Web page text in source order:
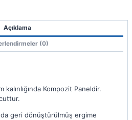
Açıklama
(0)
Kompozit Paneldir.
geri dönüştürülmüş ergime